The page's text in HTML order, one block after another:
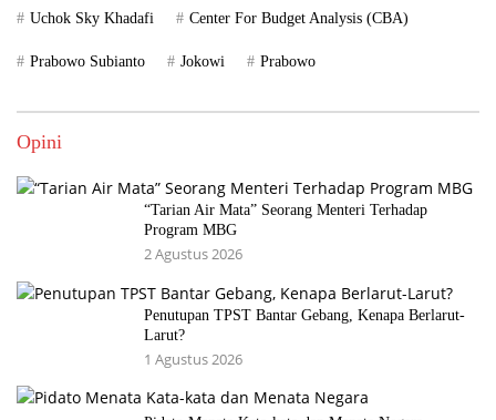
Uchok Sky Khadafi Center For Budget Analysis (CBA)
Prabowo Subianto Jokowi Prabowo
Opini
“Tarian Air Mata” Seorang Menteri Terhadap
Program MBG
2 Agustus 2026
Penutupan TPST Bantar Gebang, Kenapa Berlarut-
Larut?
1 Agustus 2026